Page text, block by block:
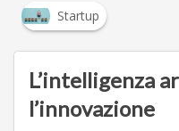
Startup
L’intelligenza
l’innovazione